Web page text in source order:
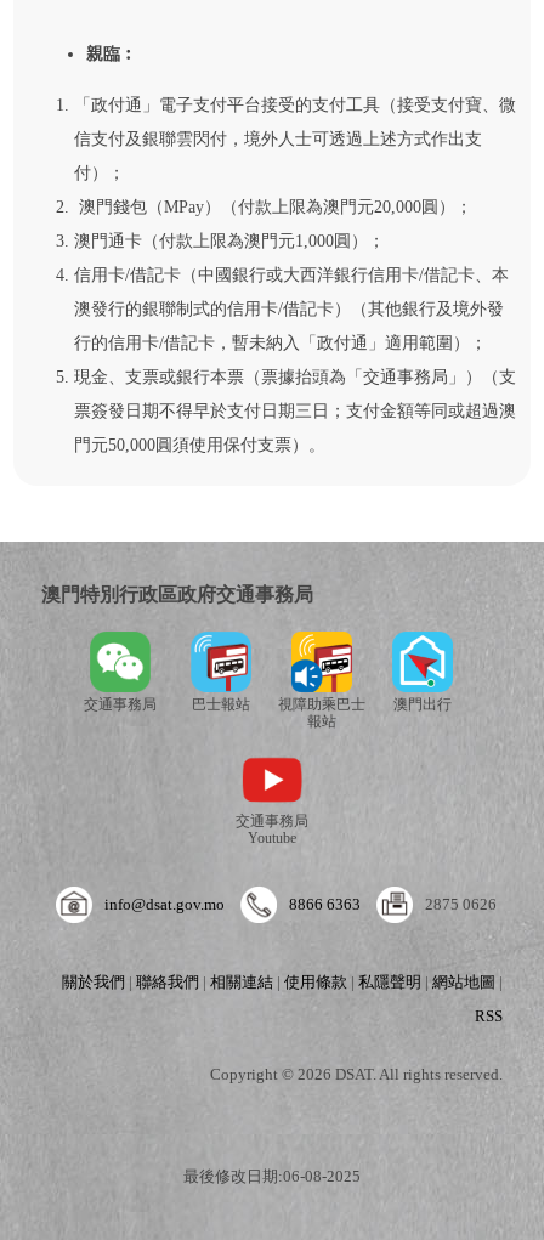
親臨︰
「政付通」電子支付平台接受的支付工具（接受支付寶、微
信支付及銀聯雲閃付，境外人士可透過上述方式作出支
付）；
澳門錢包（MPay）（付款上限為澳門元20,000圓）；
澳門通卡（付款上限為澳門元1,000圓）；
信用卡/借記卡（中國銀行或大西洋銀行信用卡/借記卡、本
澳發行的銀聯制式的信用卡/借記卡）（其他銀行及境外發
行的信用卡/借記卡，暫未納入「政付通」適用範圍）；
現金、支票或銀行本票（票據抬頭為「交通事務局」）（支
票簽發日期不得早於支付日期三日；支付金額等同或超過澳
門元50,000圓須使用保付支票）。
澳門特別行政區政府交通事務局
交通事務局 巴士報站
視障助乘巴士
報站
澳門出行
交通事務局
Youtube
info@dsat.gov.mo 8866 6363 2875 0626
關於我們 |聯絡我們 |相關連結 |使用條款 |私隱聲明 |網站地圖 |
RSS
Copyright © 2026 DSAT. All rights reserved.
最後修改日期:06-08-2025